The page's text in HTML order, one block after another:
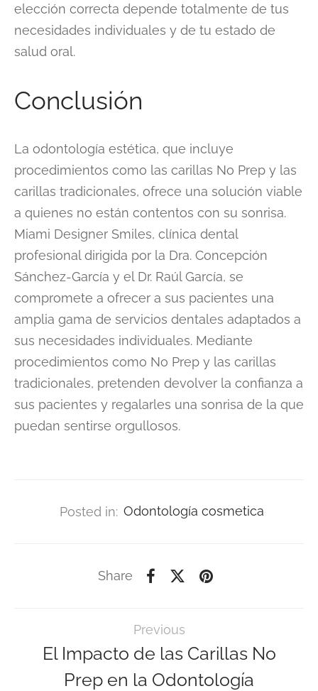
elección correcta depende totalmente de tus
necesidades individuales y de tu estado de
salud oral.
Conclusión
La odontología estética, que incluye
procedimientos como las carillas No Prep y las
carillas tradicionales, ofrece una solución viable
a quienes no están contentos con su sonrisa.
Miami Designer Smiles, clínica dental
profesional dirigida por la Dra. Concepción
Sánchez-García y el Dr. Raúl García, se
compromete a ofrecer a sus pacientes una
amplia gama de servicios dentales adaptados a
sus necesidades individuales. Mediante
procedimientos como No Prep y las carillas
tradicionales, pretenden devolver la confianza a
sus pacientes y regalarles una sonrisa de la que
puedan sentirse orgullosos.
Posted in: Odontología cosmetica
Share
Previous
El Impacto de las Carillas No
Prep en la Odontología